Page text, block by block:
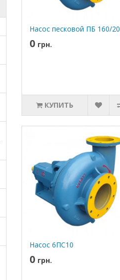
Насос песковой ПБ 160/20
0 грн.
КУПИТЬ
Насос 6ПС10
0 грн.